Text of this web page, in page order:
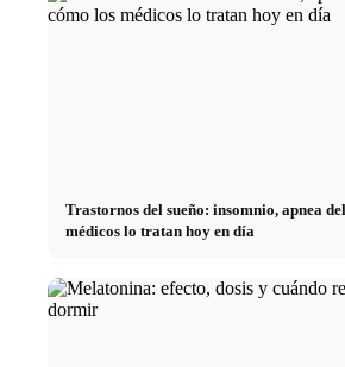
Trastornos del sueño: insomnio, apnea
médicos lo tratan hoy en día